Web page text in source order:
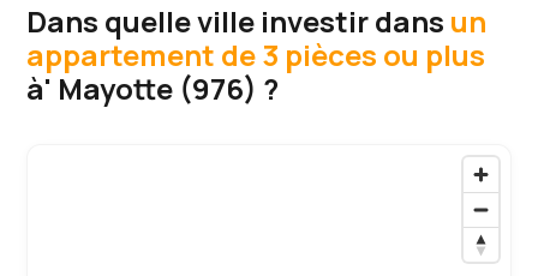
Dans quelle ville investir dans un
appartement de 3 pièces ou plus
à' Mayotte (976) ?